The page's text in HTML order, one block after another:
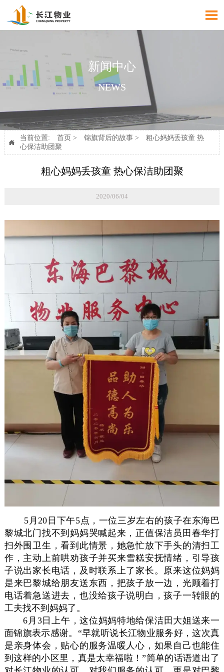

新闻中心
NEWS

当前位置: 首页 > 锦旗背后的故事>
粗心妈妈丢孩童 热
心保洁助团聚
粗心妈妈丢孩童 热心保洁助团聚
2020/06/04
5月20日下午5点，一位三岁左右的孩子在东海巴
黎城北门找不到妈妈哭喊起来，正值保洁员田春华打
扫外围卫生，看到此情景，她急忙放下手头的清扫工
作，主动上前哄劝孩子并买来雪糕安抚情绪，引导孩
子说出家长电话，及时联系上了家长。原来这位妈妈
是来巴黎城给朋友送东西，把孩子放一边，光顾着打
电话着急送进去，也没给孩子说明白，孩子一转眼的
工夫找不到妈妈了。
6月3日上午，这位妈妈特地给保洁田大姐送来一
面锦旗表示感谢。“早就听说长江物业服务好，这次真
是亲身体会，贴心的服务温暖人心，如果自己也能住
到这样的小区里，真是太幸福啦！”简单的话语道出了